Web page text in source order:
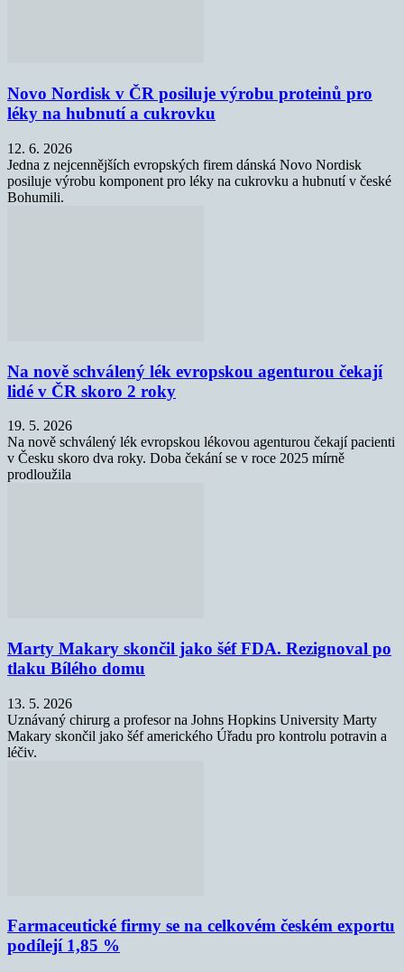
Novo Nordisk v ČR posiluje výrobu proteinů pro
léky na hubnutí a cukrovku
12. 6. 2026
Jedna z nejcennějších evropských firem dánská Novo Nordisk
posiluje výrobu komponent pro léky na cukrovku a hubnutí v české
Bohumili.
Na nově schválený lék evropskou agenturou čekají
lidé v ČR skoro 2 roky
19. 5. 2026
Na nově schválený lék evropskou lékovou agenturou čekají pacienti
v Česku skoro dva roky. Doba čekání se v roce 2025 mírně
prodloužila
Marty Makary skončil jako šéf FDA. Rezignoval po
tlaku Bílého domu
13. 5. 2026
Uznávaný chirurg a profesor na Johns Hopkins University Marty
Makary skončil jako šéf amerického Úřadu pro kontrolu potravin a
léčiv.
Farmaceutické firmy se na celkovém českém exportu
podílejí 1,85 %